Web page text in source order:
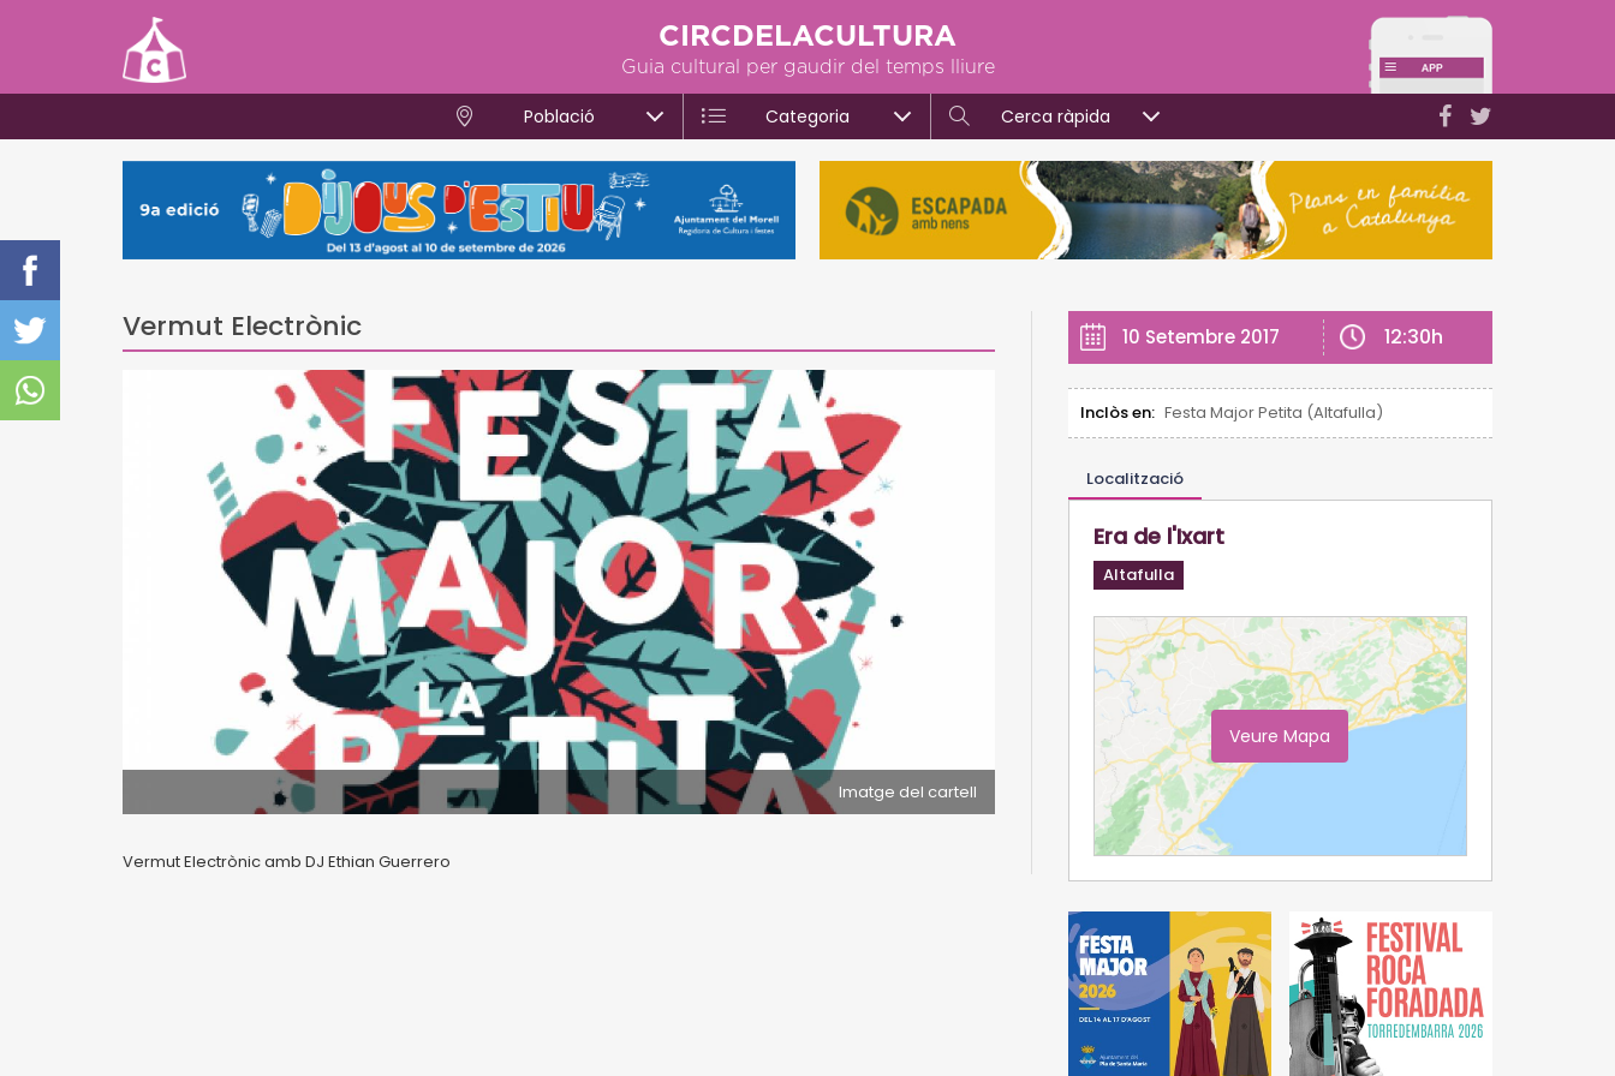
CIRCDELACULTURA
Guia cultural per gaudir del temps lliure
Població Categoria Cerca ràpida
Vermut Electrònic
Imatge del cartell
Vermut Electrònic amb DJ Ethian Guerrero
10 Setembre 2017 12:30h
Inclòs en: Festa Major Petita (Altafulla)
Localització
Era de l'Ixart
Altafulla
Veure Mapa